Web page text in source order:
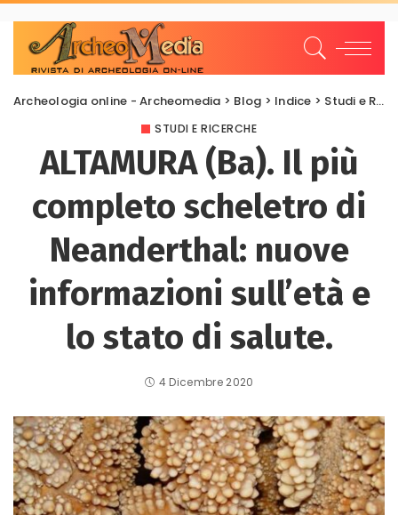
Archeologia online - Archeomedia > Blog > Indice > Studi e Ricerche
STUDI E RICERCHE
ALTAMURA (Ba). Il più
completo scheletro di
Neanderthal: nuove
informazioni sull’età e
lo stato di salute.
4 Dicembre 2020